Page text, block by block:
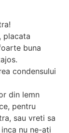
placata
buna
condensului
din lemn
pentru
sau vreti sa
nu ne-ati